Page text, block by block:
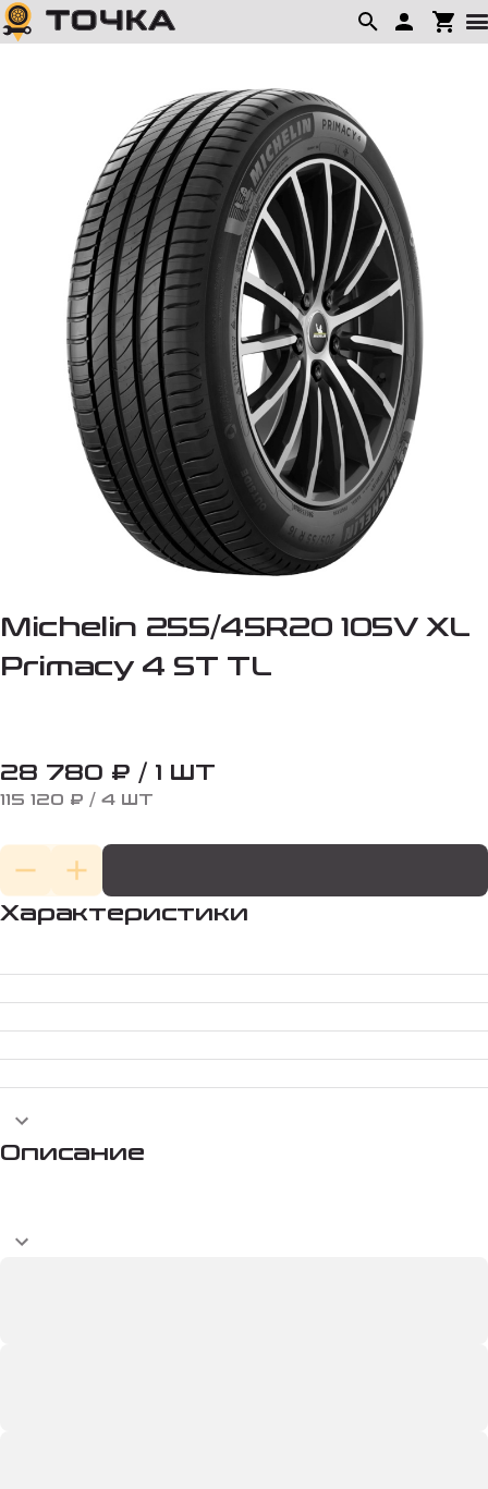
Michelin 255/45R20 105V XL
Primacy 4 ST TL
28 780 ₽ / 1 ШТ
115 120 ₽ / 4 ШТ
Характеристики
Описание